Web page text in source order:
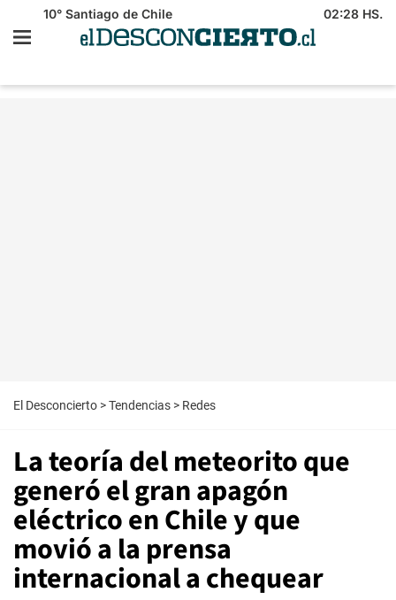
10° Santiago de Chile 02:28 HS.
El Desconcierto >Tendencias > Redes
La teoría del meteorito que
generó el gran apagón
eléctrico en Chile y que
movió a la prensa
internacional a chequear